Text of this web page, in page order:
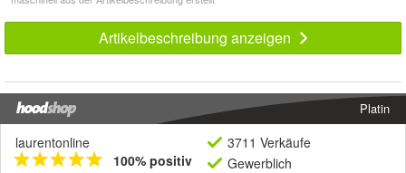
Artikelbeschreibung anzeigen
Platin
laurentonline
100% positiv
3711 Verkäufe
Gewerblich